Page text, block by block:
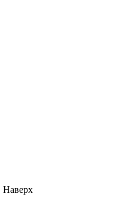
Наверх